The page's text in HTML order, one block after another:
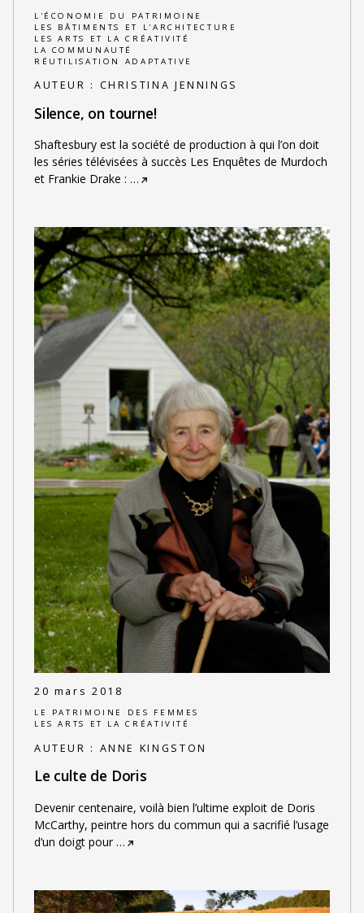
L'ÉCONOMIE DU PATRIMOINE
LES BÂTIMENTS ET L'ARCHITECTURE
LES ARTS ET LA CRÉATIVITÉ
LA COMMUNAUTÉ
RÉUTILISATION ADAPTATIVE
AUTEUR : CHRISTINA JENNINGS
Silence, on tourne!
Shaftesbury est la société de production à qui l’on doit
les séries télévisées à succès Les Enquêtes de Murdoch
et Frankie Drake : …
20 mars 2018
LE PATRIMOINE DES FEMMES
LES ARTS ET LA CRÉATIVITÉ
AUTEUR : ANNE KINGSTON
Le culte de Doris
Devenir centenaire, voilà bien l’ultime exploit de Doris
McCarthy, peintre hors du commun qui a sacrifié l’usage
d’un doigt pour…